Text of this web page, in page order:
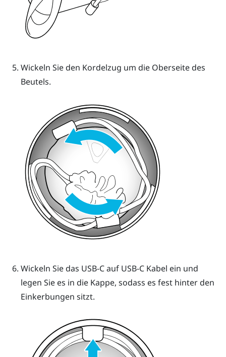
Wickeln Sie den Kordelzug um die Oberseite des
Beutels.
Wickeln Sie das USB-C auf USB-C Kabel ein und
legen Sie es in die Kappe, sodass es fest hinter den
Einkerbungen sitzt.